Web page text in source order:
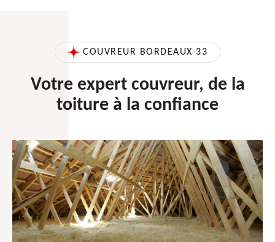
COUVREUR BORDEAUX 33
Votre expert couvreur, de la
toiture à la confiance